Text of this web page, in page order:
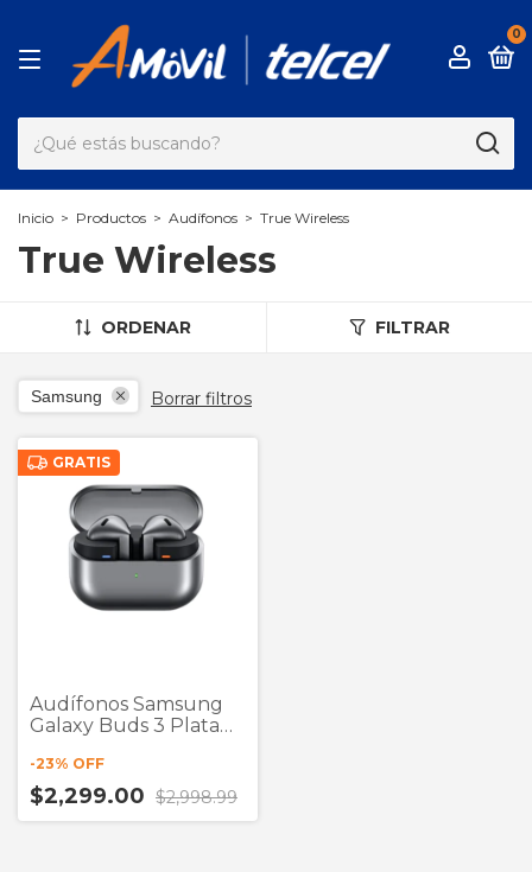
0
Inicio > Productos > Audífonos > True Wireless
True Wireless
ORDENAR FILTRAR
Samsung Borrar filtros
GRATIS
Audífonos Samsung
Galaxy Buds 3 Plata
-23% OFF
$2,299.00 $2,998.99